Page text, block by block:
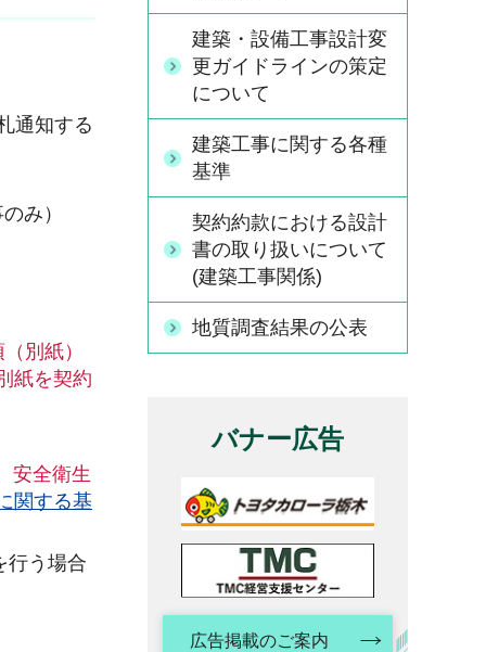
通知する
み）
別紙）
紙を契約
安全衛生
関する基
行う場合
建築・設備工事設計変
更ガイドラインの策定
について
建築工事に関する各種
基準
契約約款における設計
書の取り扱いについて
(建築工事関係)
地質調査結果の公表
バナー広告
広告掲載のご案内